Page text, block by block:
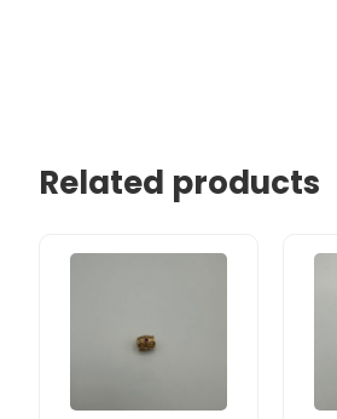
Related products